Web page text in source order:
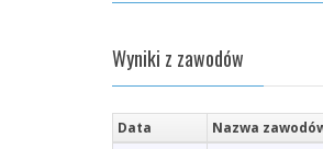
Wyniki z zawodów
Data Nazwa